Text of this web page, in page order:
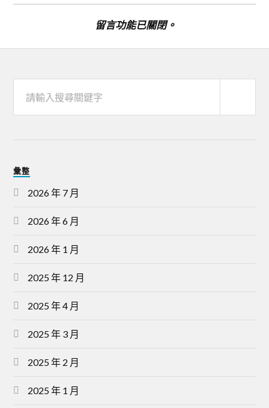
留言功能已關閉。
彙整
2026 年 7 月
2026 年 6 月
2026 年 1 月
2025 年 12 月
2025 年 4 月
2025 年 3 月
2025 年 2 月
2025 年 1 月